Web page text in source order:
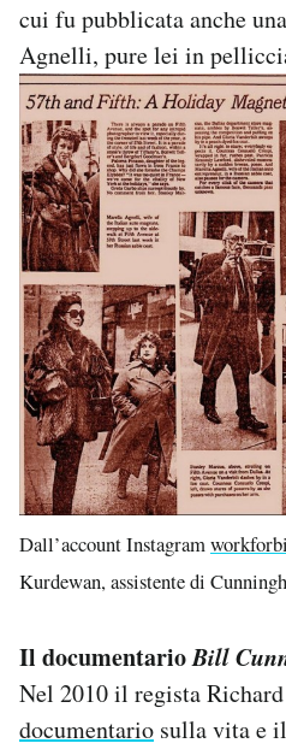
cui fu pubblicata anche
Agnelli, pure lei in
Dall’account Instagram
Kurdewan, assistente di
Il documentarioBill
Nel 2010 il regista Richard
documentario sulla vita e